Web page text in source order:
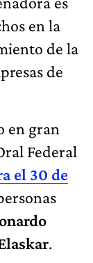
en la
de la
de
en gran
Federal
el 30 de
.